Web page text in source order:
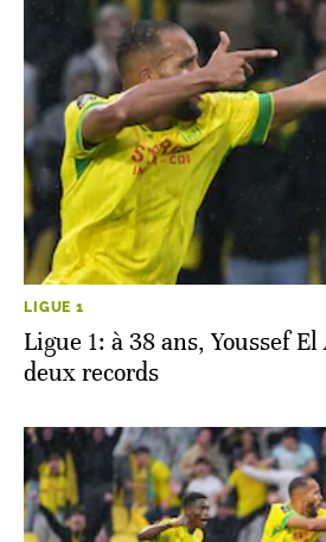
LIGUE 1
Ligue 1: à 38 ans, Youssef
deux records